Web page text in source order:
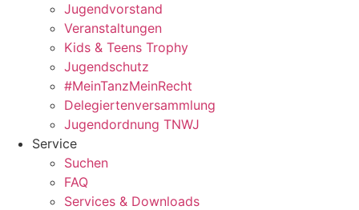
Jugendvorstand
Veranstaltungen
Kids & Teens Trophy
Jugendschutz
#MeinTanzMeinRecht
Delegiertenversammlung
Jugendordnung TNWJ
Service
Suchen
FAQ
Services & Downloads